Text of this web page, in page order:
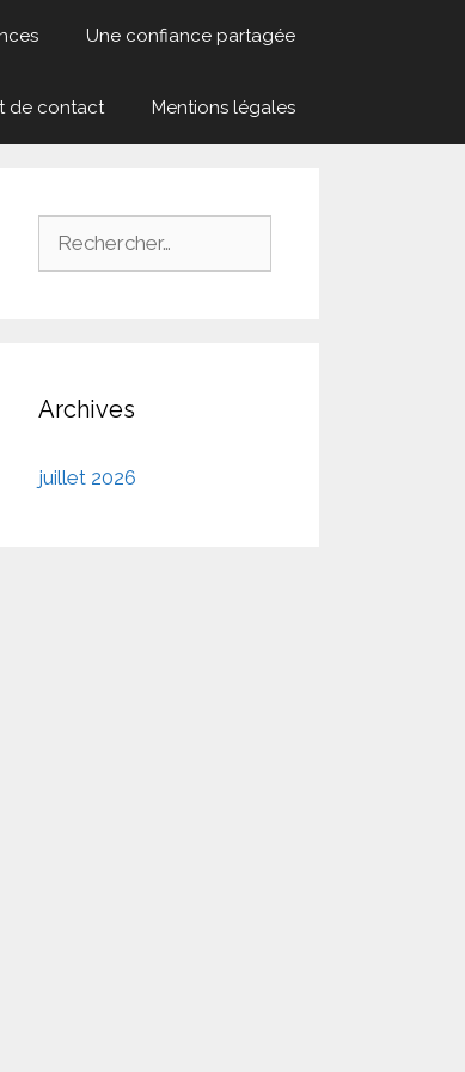
Une confiance partagée
de contact Mentions légales
Archives
juillet 2026